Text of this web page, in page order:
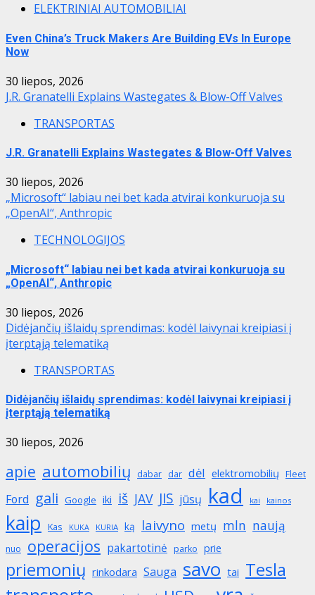
ELEKTRINIAI AUTOMOBILIAI
Even China’s Truck Makers Are Building EVs In Europe
Now
30 liepos, 2026
J.R. Granatelli Explains Wastegates & Blow-Off Valves
TRANSPORTAS
J.R. Granatelli Explains Wastegates & Blow-Off Valves
30 liepos, 2026
„Microsoft“ labiau nei bet kada atvirai konkuruoja su
„OpenAI“, Anthropic
TECHNOLOGIJOS
„Microsoft“ labiau nei bet kada atvirai konkuruoja su
„OpenAI“, Anthropic
30 liepos, 2026
Didėjančių išlaidų sprendimas: kodėl laivynai kreipiasi į
įterptąją telematiką
TRANSPORTAS
Didėjančių išlaidų sprendimas: kodėl laivynai kreipiasi į
įterptąją telematiką
30 liepos, 2026
apie automobilių dabar dar dėl elektromobilių Fleet
Ford gali Google iki iš JAV JIS jūsų kad kai kainos
kaip Kas KUKA KURIA ką laivyno metų mln naują
nuo operacijos pakartotinė parko prie
priemonių rinkodara Sauga savo tai Tesla